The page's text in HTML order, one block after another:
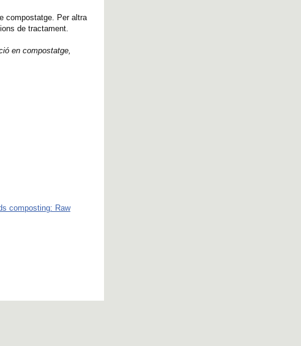
compostatge. Per altra
de tractament.
en compostatge,
composting: Raw